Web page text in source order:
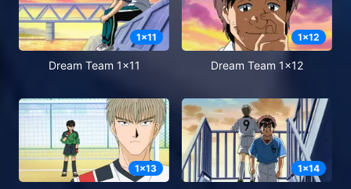
1x11
Dream Team 1x11
1x12
Dream Team 1x12
1x13 1x14